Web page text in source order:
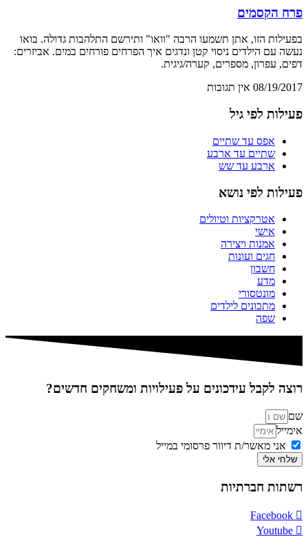
פרח הקסמים
בפעילות הזו, אתן תשמעו הרבה "וואו" ותירשם התלהבות גדולה. בואו
נעשה עם הילדים ניסוי קטן ונדגים איך הפרחים פורחים במים. אביזרים:
דפים, עפרון, מספרים, קערה/גיגית.
08/19/2017 אין תגובות
פעילות לפי גיל
אפס עד שתיים
שתיים עד ארבע
ארבע עד שש
פעילות לפי נושא
אטרקציות וטיולים
אישי
אמנות ויצירה
חגים ועונות
חשבון
מדע
מונטסורי
מתכונים לילדים
שפה
רוצה לקבל עידכונים על פעילויות ומשחקים חדשים?
שם
אימייל
אני מאשר/ת דיוור פרסומי במייל
שלחי אלי
רשתות חברתיות
Facebook
Youtube